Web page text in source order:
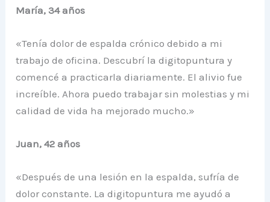
María, 34 años
«Tenía dolor de espalda crónico debido a mi
trabajo de oficina. Descubrí la digitopuntura y
comencé a practicarla diariamente. El alivio fue
increíble. Ahora puedo trabajar sin molestias y mi
calidad de vida ha mejorado mucho.»
Juan, 42 años
«Después de una lesión en la espalda, sufría de
dolor constante. La digitopuntura me ayudó a